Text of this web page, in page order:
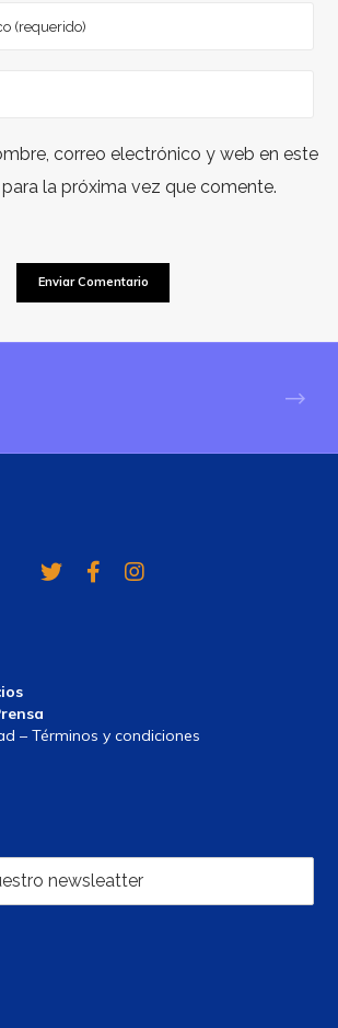
correo electrónico y web en este
la próxima vez que comente.
– Términos y condiciones